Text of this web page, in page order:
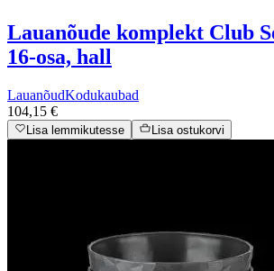
Lauanõude komplekt Club
16-osa, hall
LauanõudKodukaubad
104,15 €
Lisa lemmikutesse Lisa ostukorvi